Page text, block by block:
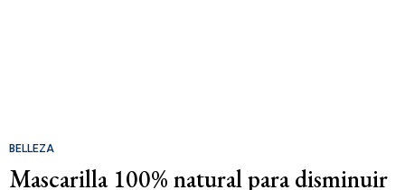
BELLEZA
Mascarilla 100% natural para disminuir